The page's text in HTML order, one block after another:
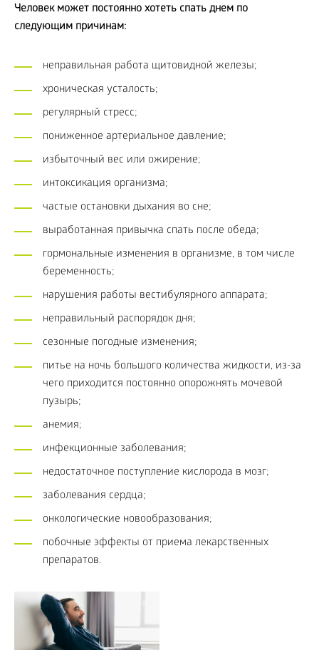
Человек может постоянно хотеть спать днем по
следующим причинам:
неправильная работа щитовидной железы;
хроническая усталость;
регулярный стресс;
пониженное артериальное давление;
избыточный вес или ожирение;
интоксикация организма;
частые остановки дыхания во сне;
выработанная привычка спать после обеда;
гормональные изменения в организме, в том числе
беременность;
нарушения работы вестибулярного аппарата;
неправильный распорядок дня;
сезонные погодные изменения;
питье на ночь большого количества жидкости, из-за
чего приходится постоянно опорожнять мочевой
пузырь;
анемия;
инфекционные заболевания;
недостаточное поступление кислорода в мозг;
заболевания сердца;
онкологические новообразования;
побочные эффекты от приема лекарственных
препаратов.